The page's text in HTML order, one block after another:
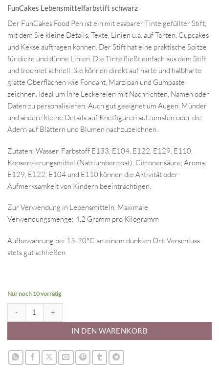
FunCakes Lebensmittelfarbstift schwarz
Der FunCakes Food Pen ist ein mit essbarer Tinte gefüllter Stift,
mit dem Sie kleine Details, Texte, Linien u.a. auf Torten, Cupcakes
und Kekse auftragen können. Der Stift hat eine praktische Spitze
für dicke und dünne Linien. Die Tinte fließt einfach aus dem Stift
und trocknet schnell. Sie können direkt auf harte und halbharte
glatte Oberflächen wie Fondant, Marzipan und Gumpaste
zeichnen. Ideal um Ihre Leckereien mit Nachrichten, Namen oder
Daten zu personalisieren. Auch gut geeignet um Augen, Münder
und andere kleine Details auf Knetfiguren aufzumalen oder die
Adern auf Blättern und Blumen nachzuzeichnen.
Zutaten: Wasser, Farbstoff E133, E104, E122, E129, E110,
Konservierungsmittel (Natriumbenzoat), Citronensäure, Aroma.
E129, E122, E104 und E110 können die Aktivität oder
Aufmerksamkeit von Kindern beeinträchtigen.
Zur Verwendung in Lebensmitteln. Maximale
Verwendungsmenge: 4,2 Gramm pro Kilogramm
Aufbewahrung bei 15-20°C an einem dunklen Ort. Verschluss
stets gut schließen.
Nur noch 10 vorrätig
FunCakes Lebensmittelfarbstift schwarz Menge
IN DEN WARENKORB